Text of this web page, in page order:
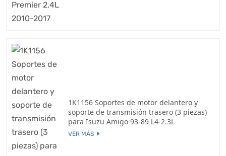
1K1156 Soportes de motor delantero y
soporte de transmisión trasero (3 piezas)
para Isuzu Amigo 93-89 L4-2.3L
VER MÁS